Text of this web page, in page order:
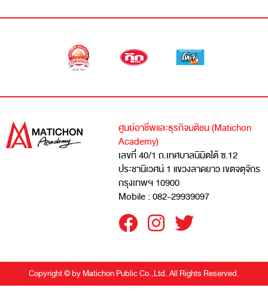
ศูนย์อาชีพและธุรกิจมติชน (Matichon
Academy)
เลขที่ 40/1 ถ.เทศบาลนิมิตใต้ ซ.12
ประชานิเวศน์ 1 แขวงลาดยาว เขตจตุจักร
กรุงเทพฯ 10900
Mobile : 082-29939097
Copyright © by Matichon Public Co.,Ltd. All Rights Reserved.